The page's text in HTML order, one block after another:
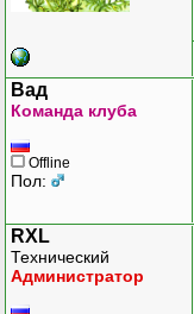
Вад
Команда клуба
Offline
Пол:
RXL
Технический
Администратор